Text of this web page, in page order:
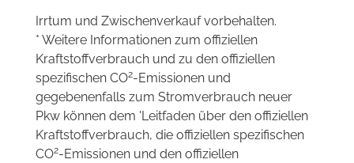
Irrtum und Zwischenverkauf vorbehalten.
* Weitere Informationen zum offiziellen
Kraftstoffverbrauch und zu den offiziellen
spezifischen CO2-Emissionen und
gegebenenfalls zum Stromverbrauch neuer
Pkw können dem 'Leitfaden über den offiziellen
Kraftstoffverbrauch, die offiziellen spezifischen
CO2-Emissionen und den offiziellen